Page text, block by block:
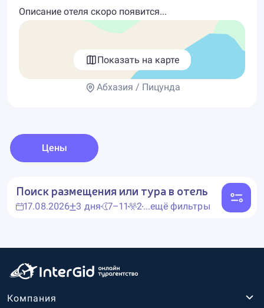
Описание отеля скоро появится...
Показать на карте
Абхазия / Пицунда
Цены
Поиск размещения или тура в отель
17.08.2026 3 дня 7–11 2...ещё фильтры
Компания